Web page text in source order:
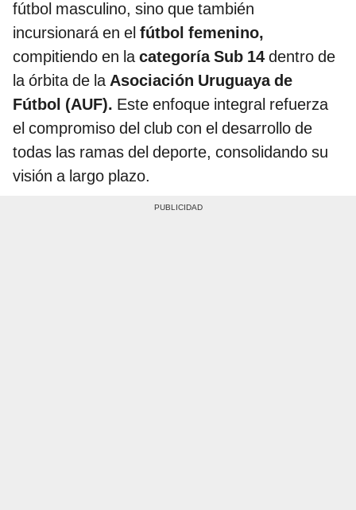
fútbol masculino, sino que también
incursionará en el fútbol femenino,
compitiendo en lacategoría Sub 14 dentro de
la órbita de laAsociación Uruguaya de
Fútbol (AUF). Este enfoque integral refuerza
el compromiso del club con el desarrollo de
todas las ramas del deporte, consolidando su
visión a largo plazo.